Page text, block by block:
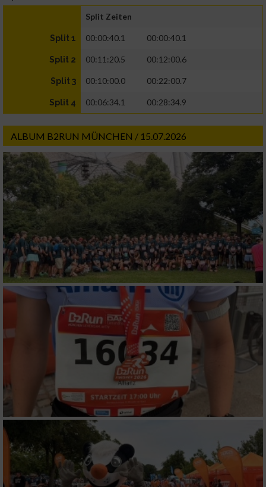
Split Zeiten
Split 1 00:00:40.1 00:00:40.1
Split 2 00:11:20.5 00:12:00.6
Split 3 00:10:00.0 00:22:00.7
Split 4 00:06:34.1 00:28:34.9
ALBUM B2RUN MÜNCHEN / 15.07.2026